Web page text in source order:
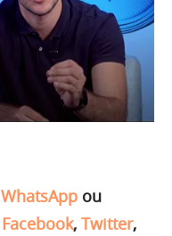
WhatsApp ou
Facebook, Twitter,